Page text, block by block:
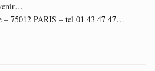
– 75012 PARIS – tel 01 43 47 47…